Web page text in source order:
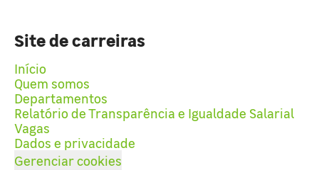
Site de carreiras
Início
Quem somos
Departamentos
Relatório de Transparência e Igualdade Salarial
Vagas
Dados e privacidade
Gerenciar cookies